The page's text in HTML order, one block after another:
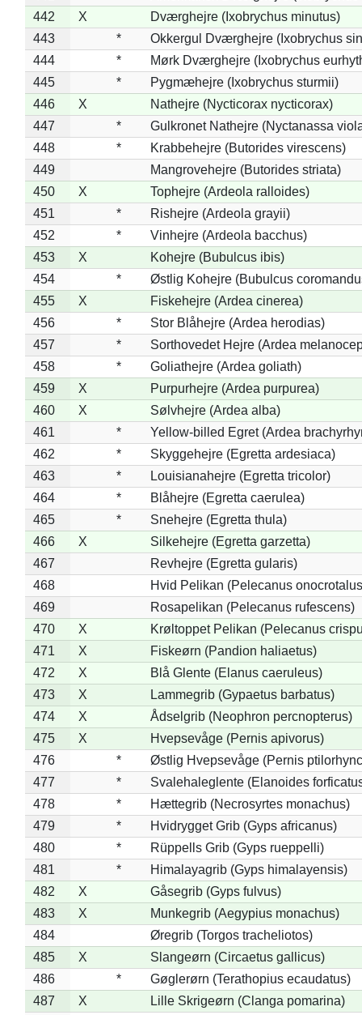
442
X
Dværghejre (Ixobrychus minutus)
443
*
Okkergul Dværghejre (Ixobrychus
444
*
Mørk Dværghejre (Ixobrychus
445
*
Pygmæhejre (Ixobrychus sturmii)
446
X
Nathejre (Nycticorax nycticorax)
447
*
Gulkronet Nathejre (Nyctanassa
448
*
Krabbehejre (Butorides virescens)
449
Mangrovehejre (Butorides striata)
450
X
Tophejre (Ardeola ralloides)
451
*
Rishejre (Ardeola grayii)
452
*
Vinhejre (Ardeola bacchus)
453
X
Kohejre (Bubulcus ibis)
454
*
Østlig Kohejre (Bubulcus
455
X
Fiskehejre (Ardea cinerea)
456
*
Stor Blåhejre (Ardea herodias)
457
*
Sorthovedet Hejre (Ardea
458
*
Goliathejre (Ardea goliath)
459
X
Purpurhejre (Ardea purpurea)
460
X
Sølvhejre (Ardea alba)
461
*
Yellow-billed Egret (Ardea
462
*
Skyggehejre (Egretta ardesiaca)
463
*
Louisianahejre (Egretta tricolor)
464
*
Blåhejre (Egretta caerulea)
465
*
Snehejre (Egretta thula)
466
X
Silkehejre (Egretta garzetta)
467
Revhejre (Egretta gularis)
468
Hvid Pelikan (Pelecanus
469
Rosapelikan (Pelecanus rufescens)
470
X
Krøltoppet Pelikan (Pelecanus
471
X
Fiskeørn (Pandion haliaetus)
472
X
Blå Glente (Elanus caeruleus)
473
X
Lammegrib (Gypaetus barbatus)
474
X
Ådselgrib (Neophron percnopterus)
475
X
Hvepsevåge (Pernis apivorus)
476
*
Østlig Hvepsevåge (Pernis
477
*
Svalehaleglente (Elanoides
478
*
Hættegrib (Necrosyrtes monachus)
479
*
Hvidrygget Grib (Gyps africanus)
480
*
Rüppells Grib (Gyps rueppelli)
481
*
Himalayagrib (Gyps himalayensis)
482
X
Gåsegrib (Gyps fulvus)
483
X
Munkegrib (Aegypius monachus)
484
Øregrib (Torgos tracheliotos)
485
X
Slangeørn (Circaetus gallicus)
486
*
Gøglerørn (Terathopius ecaudatus)
487
X Lille Skrigeørn (Clanga pomarina)